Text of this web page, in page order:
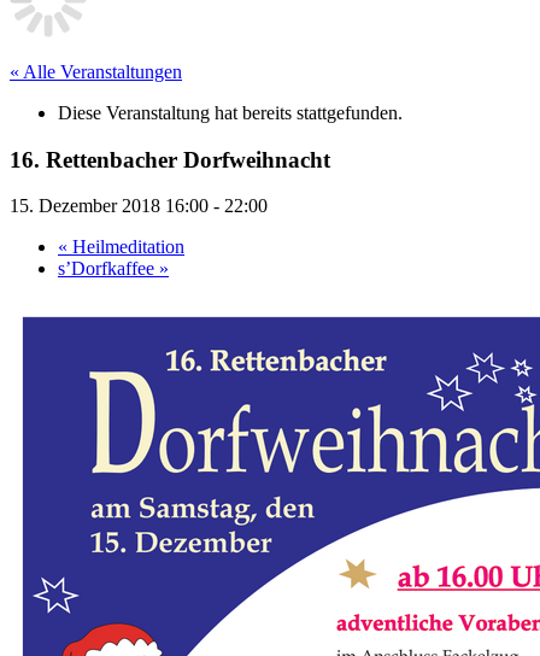
« Alle Veranstaltungen
Diese Veranstaltung hat bereits stattgefunden.
16. Rettenbacher Dorfweihnacht
15. Dezember 2018 16:00 - 22:00
« Heilmeditation
s’Dorfkaffee »